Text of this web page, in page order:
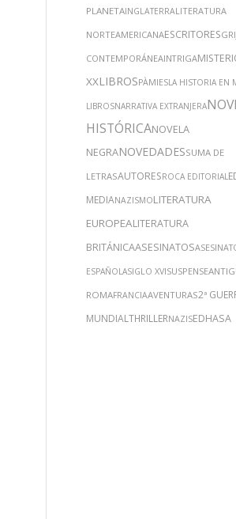
PLANETAINGLATERRALITERATURA
NORTEAMERICANAESCRITORES
CONTEMPORÁNEAINTRIGA
XXLIBROSPÀMIESLA HISTORIA EN
LIBROSNARRATIVA EXTRANJERA
HISTÓRICANOVELA
NEGRANOVEDADESSUMA DE
LETRASAUTORESROCA EDITORIAL
MEDIANAZISMOLITERATURA
EUROPEALITERATURA
BRITÁNICAASESINATOS
ESPAÑOLASIGLO XVISUSPENSE
ROMAFRANCIAAVENTURAS2ª
MUNDIALTHRILLERNAZISEDHASA